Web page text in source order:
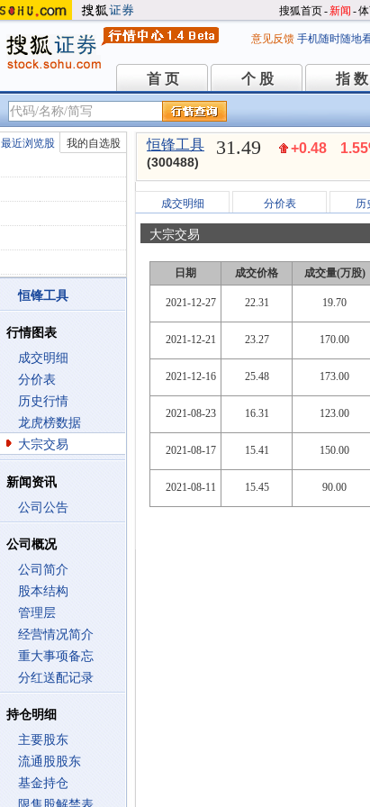
搜狐首页-新闻 -
意见反馈 手机随时随地
首 页
首 页 个 股
个 股 指 数
指 数
最近浏览股 我的自选股
恒锋工具
行情图表
成交明细
分价表
历史行情
龙虎榜数据
大宗交易
新闻资讯
公司公告
公司概况
公司简介
股本结构
管理层
经营情况简介
重大事项备忘
分红送配记录
持仓明细
主要股东
流通股股东
基金持仓
恒锋工具
(300488)
31.49 +0.48
成交明细 分价表 历
大宗交易
日期 成交价格 成交量(万股)
2021-12-27 22.31 19.70
2021-12-21 23.27 170.00
2021-12-16 25.48 173.00
2021-08-23 16.31 123.00
2021-08-17 15.41 150.00
2021-08-11 15.45 90.00